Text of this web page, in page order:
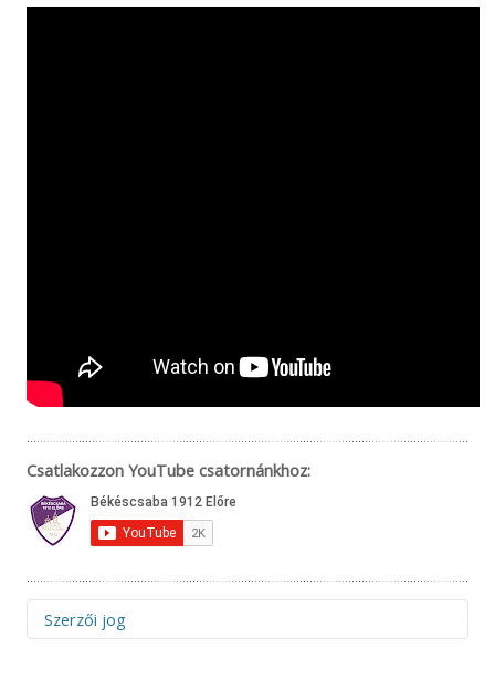
Csatlakozzon YouTube csatornánkhoz:
Szerzői jog